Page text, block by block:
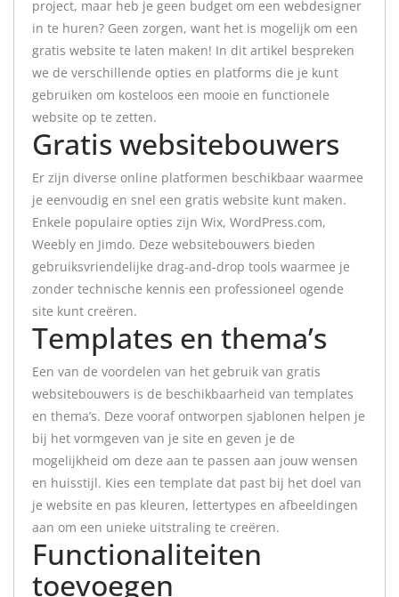
project, maar heb je geen budget om een webdesigner
in te huren? Geen zorgen, want het is mogelijk om een
gratis website te laten maken! In dit artikel bespreken
we de verschillende opties en platforms die je kunt
gebruiken om kosteloos een mooie en functionele
website op te zetten.
Gratis websitebouwers
Er zijn diverse online platformen beschikbaar waarmee
je eenvoudig en snel een gratis website kunt maken.
Enkele populaire opties zijn Wix, WordPress.com,
Weebly en Jimdo. Deze websitebouwers bieden
gebruiksvriendelijke drag-and-drop tools waarmee je
zonder technische kennis een professioneel ogende
site kunt creëren.
Templates en thema’s
Een van de voordelen van het gebruik van gratis
websitebouwers is de beschikbaarheid van templates
en thema’s. Deze vooraf ontworpen sjablonen helpen je
bij het vormgeven van je site en geven je de
mogelijkheid om deze aan te passen aan jouw wensen
en huisstijl. Kies een template dat past bij het doel van
je website en pas kleuren, lettertypes en afbeeldingen
aan om een unieke uitstraling te creëren.
Functionaliteiten
toevoegen